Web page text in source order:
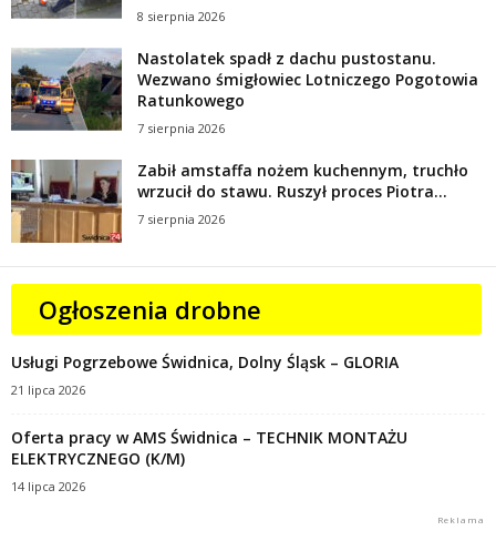
8 sierpnia 2026
Nastolatek spadł z dachu pustostanu.
Wezwano śmigłowiec Lotniczego Pogotowia
Ratunkowego
7 sierpnia 2026
Zabił amstaffa nożem kuchennym, truchło
wrzucił do stawu. Ruszył proces Piotra...
7 sierpnia 2026
Ogłoszenia drobne
Usługi Pogrzebowe Świdnica, Dolny Śląsk – GLORIA
21 lipca 2026
Oferta pracy w AMS Świdnica – TECHNIK MONTAŻU
ELEKTRYCZNEGO (K/M)
14 lipca 2026